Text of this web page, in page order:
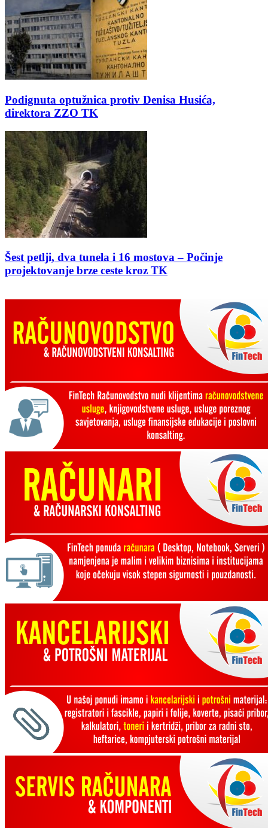
Podignuta optužnica protiv Denisa Husića,
direktora ZZO TK
Šest petlji, dva tunela i 16 mostova – Počinje
projektovanje brze ceste kroz TK